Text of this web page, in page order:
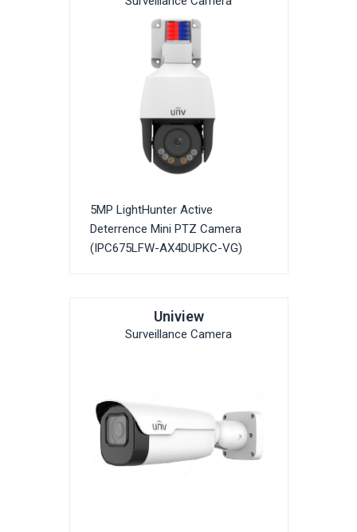
5MP LightHunter Active
Deterrence Mini PTZ Camera
(IPC675LFW-AX4DUPKC-VG)
Uniview
Surveillance Camera